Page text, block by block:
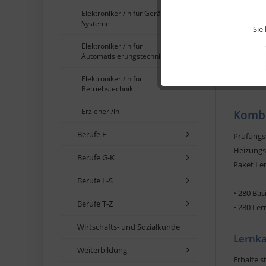
Elektroniker /in für Geräte und
Systeme
Elektroniker /in für
Automatisierungstechnik
Elektroniker /in für
Betriebstechnik
Erzieher /in
Berufe F
Berufe G-K
Berufe L-S
Berufe T-Z
Wirtschafts- und Sozialkunde
Weiterbildung
Paket
• 280
• 280
Erhalte